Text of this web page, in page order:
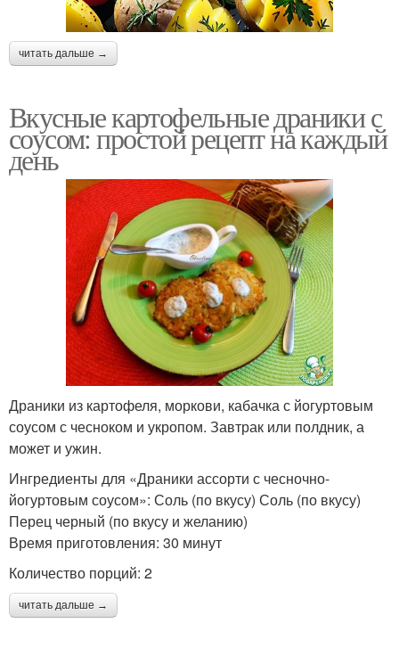
читать дальше →
Вкусные картофельные драники с
соусом: простой рецепт на каждый
день
Драники из картофеля, моркови, кабачка с йогуртовым
соусом с чесноком и укропом. Завтрак или полдник, а
может и ужин.
Ингредиенты для «Драники ассорти с чесночно-
йогуртовым соусом»: Соль (по вкусу) Соль (по вкусу)
Перец черный (по вкусу и желанию)
Время приготовления: 30 минут
Количество порций: 2
читать дальше →